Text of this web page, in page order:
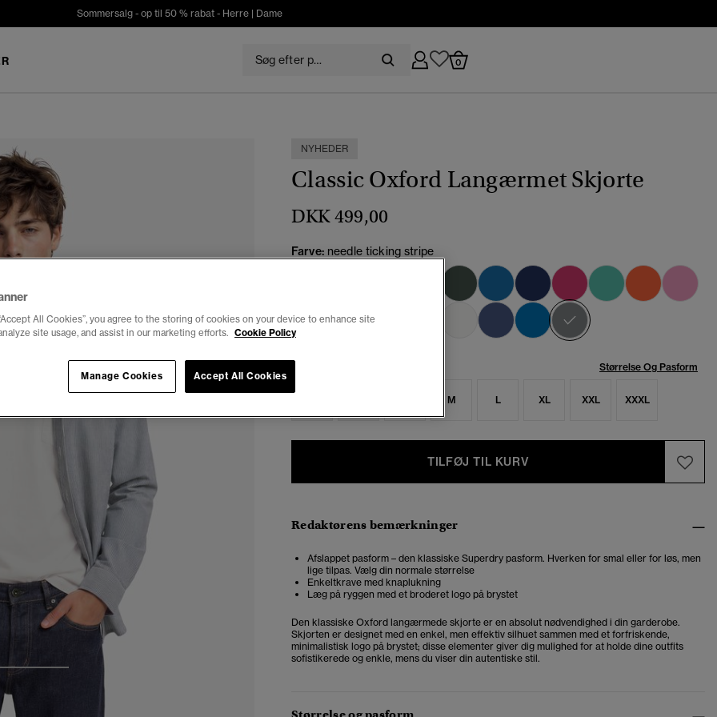
Sommersalg - op til 50 % rabat - Herre| Dame
0
NYHEDER
Classic Oxford Langærmet Skjorte
DKK 499,00
Farve: needle ticking stripe
valgt
Vælg Størrelse: Størrelse Og Pasform
M L XL XXL XXXL
TILFØJ TIL KURV
Redaktørens bemærkninger
Afslappet pasform – den klassiske Superdry pasform. Hverken for smal eller for løs, men
lige tilpas. Vælg din normale størrelse
Enkeltkrave med knaplukning
Læg på ryggen med et broderet logo på brystet
Den klassiske Oxford langærmede skjorte er en absolut nødvendighed i din garderobe.
Skjorten er designet med en enkel, men effektiv silhuet sammen med et forfriskende,
minimalistisk logo på brystet; disse elementer giver dig mulighed for at holde dine outfits
sofistikerede og enkle, mens du viser din autentiske stil.
All Cookies”, you agree to the storing of cookies on your device to enhance site
site usage, and assist in our marketing efforts. Cookie Policy
Accept All Cookies
Manage Cookies